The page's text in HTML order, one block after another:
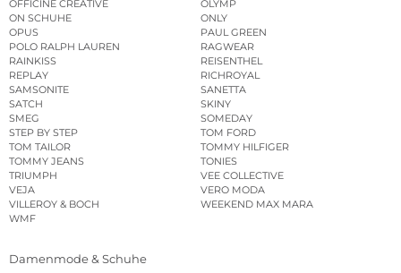
OFFICINE CREATIVE
OLYMP
ON SCHUHE
ONLY
OPUS
PAUL GREEN
POLO RALPH LAUREN
RAGWEAR
RAINKISS
REISENTHEL
REPLAY
RICHROYAL
SAMSONITE
SANETTA
SATCH
SKINY
SMEG
SOMEDAY
STEP BY STEP
TOM FORD
TOM TAILOR
TOMMY HILFIGER
TOMMY JEANS
TONIES
TRIUMPH
VEE COLLECTIVE
VEJA
VERO MODA
VILLEROY & BOCH
WEEKEND MAX MARA
WMF
Damenmode & Schuhe